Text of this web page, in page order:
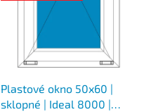
Plastové okno 50x60 |
sklopné | Ideal 8000 |